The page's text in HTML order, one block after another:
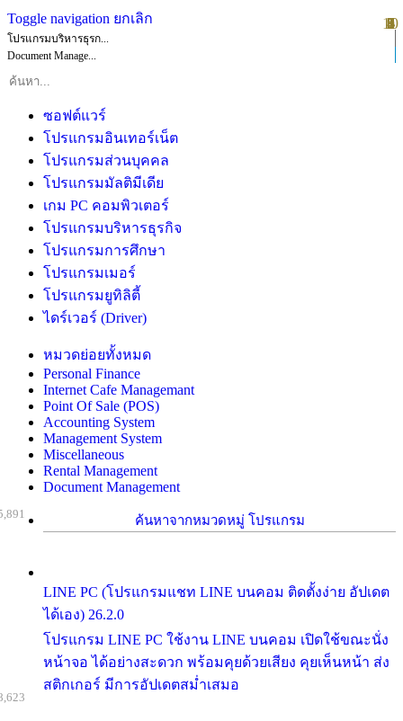
Toggle navigation ยกเลิก
โปรแกรมบริหารธุรก...
Document Manage...
ซอฟต์แวร์
โปรแกรมอินเทอร์เน็ต
โปรแกรมส่วนบุคคล
โปรแกรมมัลติมีเดีย
เกม PC คอมพิวเตอร์
โปรแกรมบริหารธุรกิจ
โปรแกรมการศึกษา
โปรแกรมเมอร์
โปรแกรมยูทิลิตี้
ไดร์เวอร์ (Driver)
หมวดย่อยทั้งหมด
Personal Finance
Internet Cafe Managemant
Point Of Sale (POS)
Accounting System
Management System
Miscellaneous
Rental Management
Document Management
ค้นหาจากหมวดหมู่ โปรแกรม
LINE PC (โปรแกรมแชท LINE บนคอม ติดตั้งง่าย อัปเดต
ได้เอง) 26.2.0
โปรแกรม LINE PC ใช้งาน LINE บนคอม เปิดใช้ขณะนั่ง
หน้าจอ ได้อย่างสะดวก พร้อมคุยด้วยเสียง คุยเห็นหน้า ส่ง
สติกเกอร์ มีการอัปเดตสม่ำเสมอ
1
2
3
4
5
6
7
8
9
10